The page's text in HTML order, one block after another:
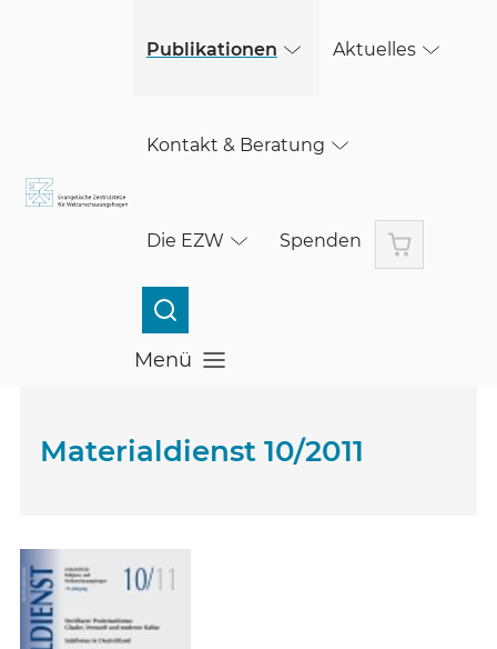
Publikationen Aktuelles
Kontakt & Beratung
Die EZW Spenden Warenkorb
Menü
Menü öffnen
Materialdienst 10/2011